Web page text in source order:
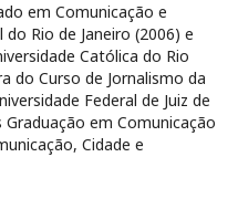
em Comunicação e
Rio de Janeiro (2006) e
Católica do Rio
do Curso de Jornalismo da
Federal de Juiz de
Graduação em Comunicação
Cidade e